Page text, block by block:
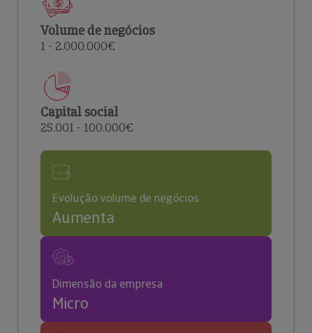
Volume de negócios
1 - 2.000.000€
Capital social
25.001 - 100.000€
Evolução volume de negócios
Aumenta
Dimensão da empresa
Micro